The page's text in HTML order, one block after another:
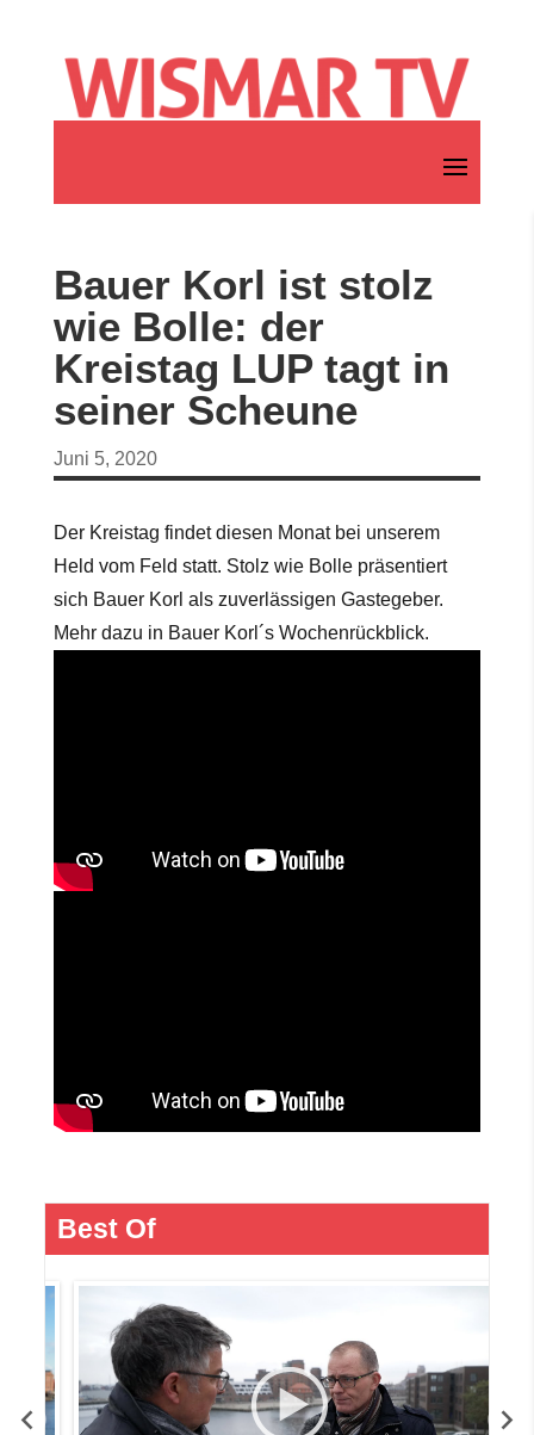
Bauer Korl ist stolz
wie Bolle: der
Kreistag LUP tagt in
seiner Scheune
Juni 5, 2020
Der Kreistag findet diesen Monat bei unserem
Held vom Feld statt. Stolz wie Bolle präsentiert
sich Bauer Korl als zuverlässigen Gastegeber.
Mehr dazu in Bauer Korl´s Wochenrückblick.
Best Of